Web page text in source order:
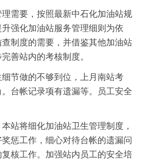
需要，按照最新中石化加油站规
强化加油站服务管理细则为依
制度的需要，并借鉴其他加油站
善站内的考核制度。
节做的不够到位，上月南站考
台帐记录项有遗漏等。员工安全
站将细化加油站卫生管理制度，
惩工作，细心对待台帐的遗漏问
核工作。加强站内员工的安全培